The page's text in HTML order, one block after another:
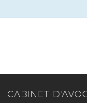
CABINET